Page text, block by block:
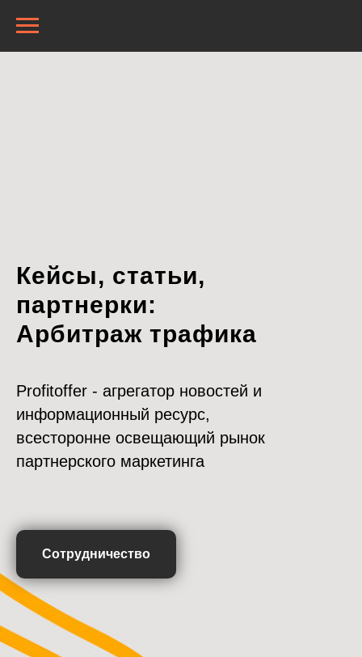
Кейсы, статьи,
партнерки:
Арбитраж трафика
Profitoffer - агрегатор новостей и
информационный ресурс,
всесторонне освещающий рынок
партнерского маркетинга
Сотрудничество